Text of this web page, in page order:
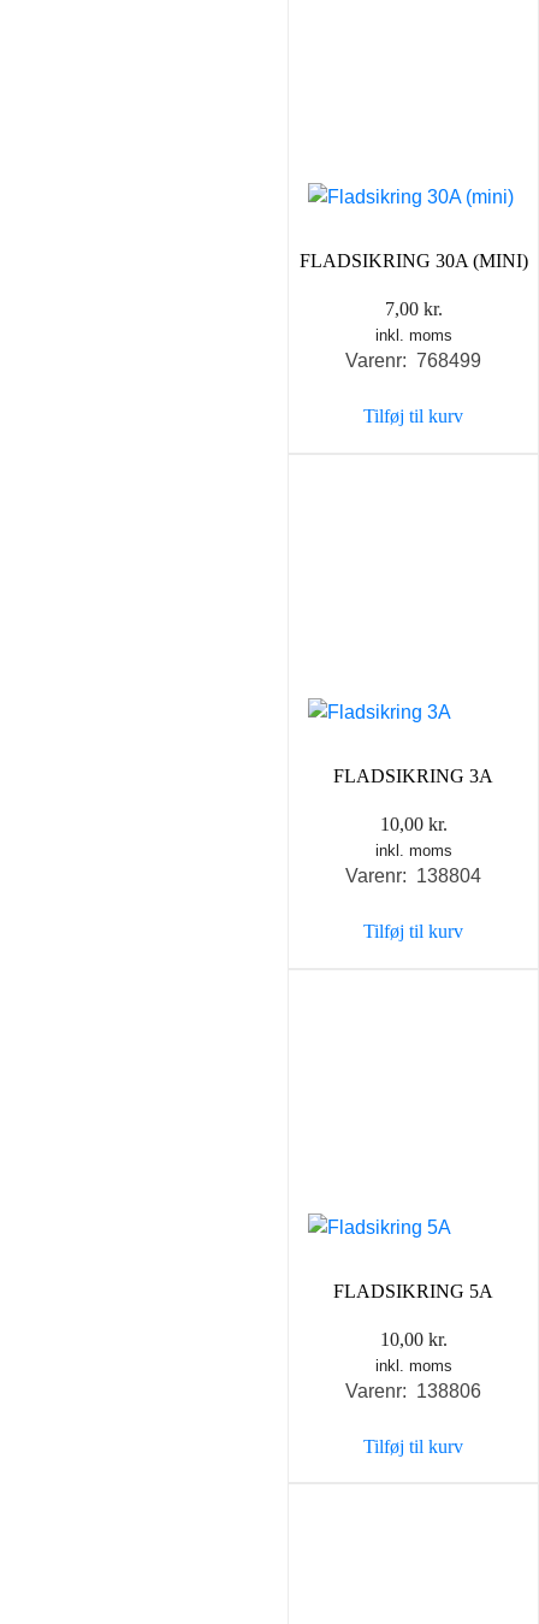
FLADSIKRING 30A (MINI)
7,00 kr.
inkl. moms
Varenr: 768499
Tilføj til kurv
FLADSIKRING 3A
10,00 kr.
inkl. moms
Varenr: 138804
Tilføj til kurv
FLADSIKRING 5A
10,00 kr.
inkl. moms
Varenr: 138806
Tilføj til kurv